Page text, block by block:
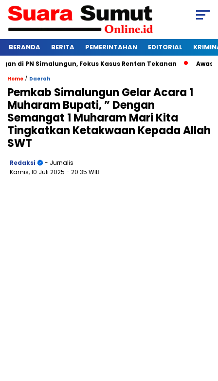
BERANDA BERITA PEMERINTAHAN EDITORIAL
Simalungun, Fokus Kasus Rentan Tekanan Awas
Home / Daerah
Pemkab Simalungun Gelar Acara 1
Muharam Bupati, ” Dengan
Semangat 1 Muharam Mari Kita
Tingkatkan Ketakwaan Kepada Allah
SWT
Redaksi
- Jurnalis
Kamis, 10 Juli 2025 - 20:35 WIB